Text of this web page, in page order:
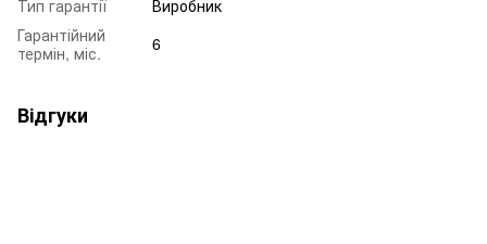
Тип гарантії
Виробник
Гарантійний
термін, міс.
6
Відгуки